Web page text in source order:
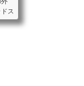
ス
ス